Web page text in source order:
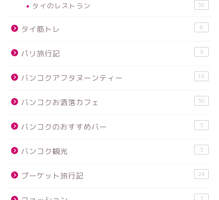
タイのレストラン 58
タイ筋トレ 6
パリ旅行記 9
バンコクアフタヌーンティー 18
バンコクお洒落カフェ 30
バンコクのおすすめバー 3
バンコク観光 3
プーケット旅行記 24